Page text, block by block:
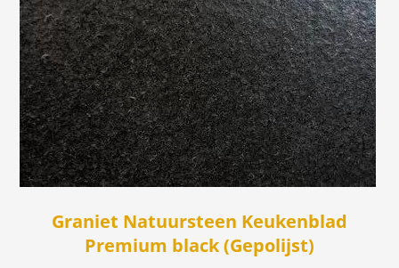
Graniet Natuursteen Keukenblad
Premium black (Gepolijst)